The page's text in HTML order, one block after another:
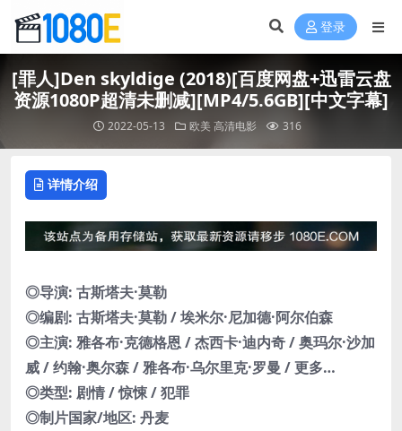
登录
[罪人]Den skyldige (2018)[百度网盘+迅雷云盘
资源1080P超清未删减][MP4/5.6GB][中文字幕]
2022-05-13 欧美高清电影 316
详情介绍
◎导演: 古斯塔夫·莫勒
◎编剧: 古斯塔夫·莫勒 / 埃米尔·尼加德·阿尔伯森
◎主演: 雅各布·克德格恩 / 杰西卡·迪内奇 / 奥玛尔·沙加
威 / 约翰·奥尔森 / 雅各布·乌尔里克·罗曼 / 更多…
◎类型: 剧情 / 惊悚 / 犯罪
◎制片国家/地区: 丹麦